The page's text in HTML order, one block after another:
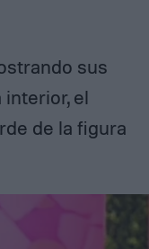
sus
el
de la figura